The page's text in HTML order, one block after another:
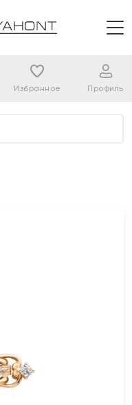
Избранное Профиль